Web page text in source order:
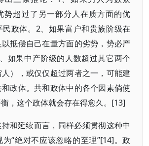
势超过了另一部分人在质方面的优
政体。2、如果富户和贵族阶级在
抵偿自己在量方面的劣势，势必产
如果中产阶级的人数超过其它两个
），或仅仅超过两者之一，可能建
政体。共和政体中的各个因素倘使
，这个政体就会存在得愈久。[13]
和延续而言，同样必须贯彻这种中
“绝对不应该忽略的至理”[14]。政